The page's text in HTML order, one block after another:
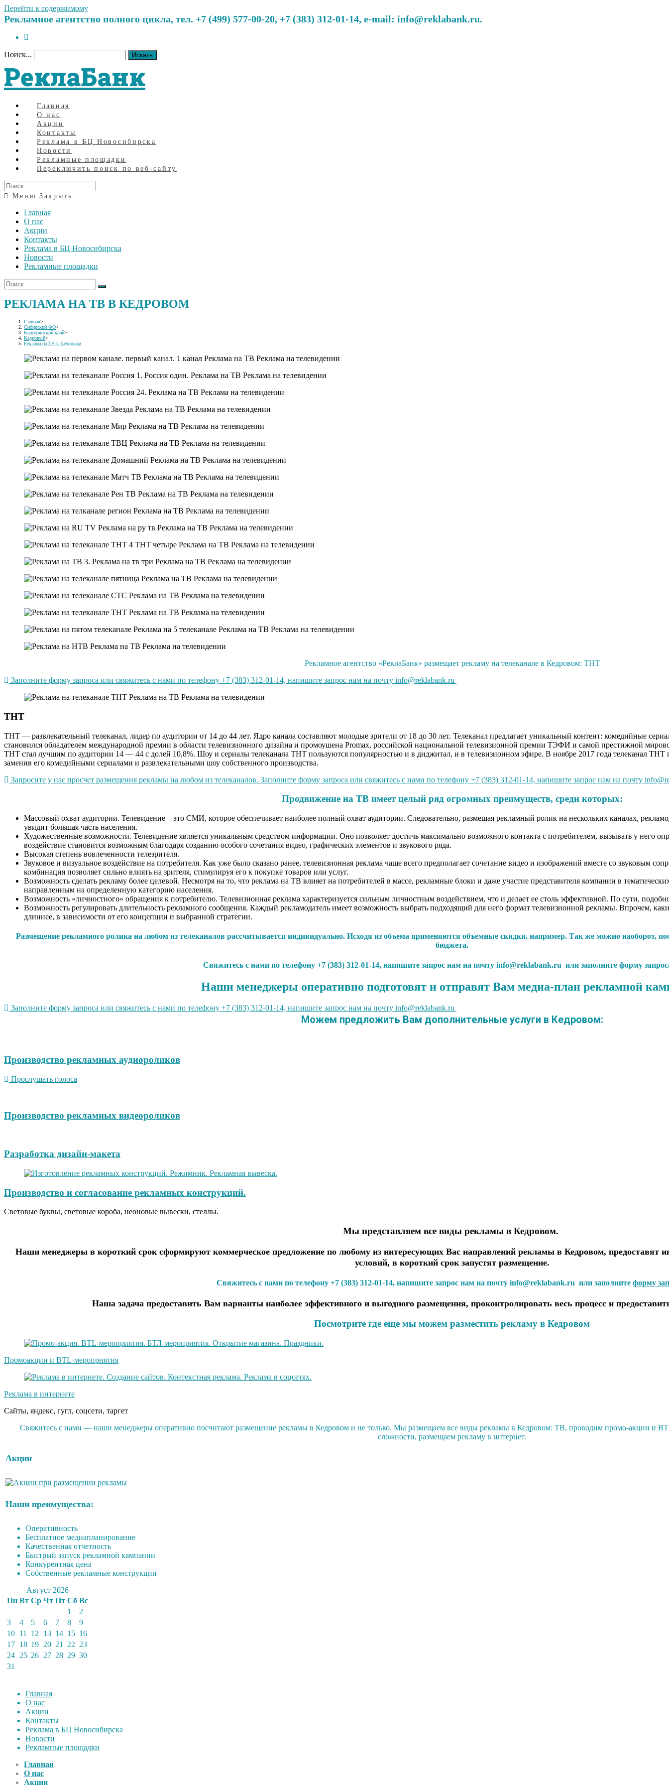
Перейти к содержимому
Рекламное агентство полного цикла, тел. +7 (499) 577-00-20, +7 (383) 312-01-14, e-mail: info@reklabank.ru.
Поиск... Искать
РеклаБанк
Главная
О нас
Акции
Контакты
Реклама в БЦ Новосибирска
Новости
Рекламные площадки
Переключить поиск по веб-сайту
Меню Закрыть
Главная
О нас
Акции
Контакты
Реклама в БЦ Новосибирска
Новости
Рекламные площадки
РЕКЛАМА НА ТВ В КЕДРОВОМ
Главная>
Сибирский ФО>
Красноярский край>
Кедровый>
Реклама на ТВ в Кедровом
Рекламное агентство «РеклаБанк» размещает рекламу на телеканале в Кедровом: ТНТ
Заполните форму запроса или свяжитесь с нами по телефону +7 (383) 312-01-14, напишите запрос нам на почту info@reklabank.ru
ТНТ
ТНТ — развлекательный телеканал, лидер по аудитории от 14 до 44 лет. Ядро канала составляют молодые зрители от 18 до 30 лет. Телеканал предлагает уникальный контент: комедийные
становился обладателем международной премии в области телевизионного дизайна и промоушена Promax, российской национальной телевизионной премии ТЭФИ и самой престижной
ТНТ стал лучшим по аудитории 14 — 44 с долей 10,8%. Шоу и сериалы телеканала ТНТ пользуются популярностью и в диджитал, и в телевизионном эфире. В ноябре 2017 года телеканал ТНТ
заменив его комедийными сериалами и развлекательными шоу собственного производства.
Запросите у нас просчет размещения рекламы на любом из телеканалов. Заполните форму запроса или свяжитесь с нами по телефону +7 (383) 312-01-14, напишите запрос нам на почту
Продвижение на ТВ имеет целый ряд огромных преимуществ, среди которых:
Массовый охват аудитории. Телевидение – это СМИ, которое обеспечивает наиболее полный охват аудитории. Следовательно, размещая рекламный ролик на нескольких каналах,
увидит большая часть населения.
Художественные возможности. Телевидение является уникальным средством информации. Оно позволяет достичь максимально возможного контакта с потребителем, вызывать у него
воздействие становится возможным благодаря созданию особого сочетания видео, графических элементов и звукового ряда.
Высокая степень вовлеченности телезрителя.
Звуковое и визуальное воздействие на потребителя. Как уже было сказано ранее, телевизионная реклама чаще всего предполагает сочетание видео и изображений вместе со звуковым
комбинация позволяет сильно влиять на зрителя, стимулируя его к покупке товаров или услуг.
Возможность сделать рекламу более целевой. Несмотря на то, что реклама на ТВ влияет на потребителей в массе, рекламные блоки и даже участие представителя компании в
направленным на определенную категорию населения.
Возможность «личностного» обращения к потребителю. Телевизионная реклама характеризуется сильным личностным воздействием, что и делает ее столь эффективной. По сути,
Возможность регулировать длительность рекламного сообщения. Каждый рекламодатель имеет возможность выбрать подходящий для него формат телевизионной рекламы. Впрочем,
длиннее, в зависимости от его концепции и выбранной стратегии.
Размещение рекламного ролика на любом из телеканалов рассчитывается индивидуально. Исходя из объема применяются объемные скидки, например. Так же можно наоборот,
бюджета.
Свяжитесь с нами по телефону +7 (383) 312-01-14, напишите запрос нам на почту info@reklabank.ru или заполните форму
Наши менеджеры оперативно подготовят и отправят Вам медиа-план рекламной
Заполните форму запроса или свяжитесь с нами по телефону +7 (383) 312-01-14, напишите запрос нам на почту info@reklabank.ru
Можем предложить Вам дополнительные услуги в Кедровом:
Производство рекламных аудиороликов
Прослушать голоса
Производство рекламных видеороликов
Разработка дизайн-макета
Производство и согласование рекламных конструкций.
Световые буквы, световые короба, неоновые вывески, стеллы.
Мы представляем все виды рекламы в Кедровом.
Наши менеджеры в короткий срок сформируют коммерческое предложение по любому из интересующих Вас направлений рекламы в Кедровом, предоставят
условий, в короткий срок запустят размещение.
Свяжитесь с нами по телефону +7 (383) 312-01-14, напишите запрос нам на почту info@reklabank.ru или заполните форму
Наша задача предоставить Вам варианты наиболее эффективного и выгодного размещения, проконтролировать весь процесс и
Посмотрите где еще мы можем разместить рекламу в Кедровом
Промоакции и BTL-мероприятия
Реклама в интернете
Сайты, яндекс, гугл, соцсети, таргет
Свяжитесь с нами — наши менеджеры оперативно посчитают размещение рекламы в Кедровом и не только. Мы размещаем все виды рекламы в Кедровом: ТВ, проводим промо-акции и
сложности, размещаем рекламу в интернет.
Акции
Наши преимущества:
Оперативность
Бесплатное медиапланирование
Качественная отчетность
Быстрый запуск рекламной кампании
Конкурентная цена
Собственные рекламные конструкции
Август 2026
Пн Вт Ср Чт Пт Сб Вс
1
2
3
4 5 6 7 8
9
10 11 12 13 14 15 16
17 18 19 20 21 22 23
24 25 26 27 28 29 30
31
Главная
О нас
Акции
Контакты
Реклама в БЦ Новосибирска
Новости
Рекламные площадки
Главная
О нас
Акции